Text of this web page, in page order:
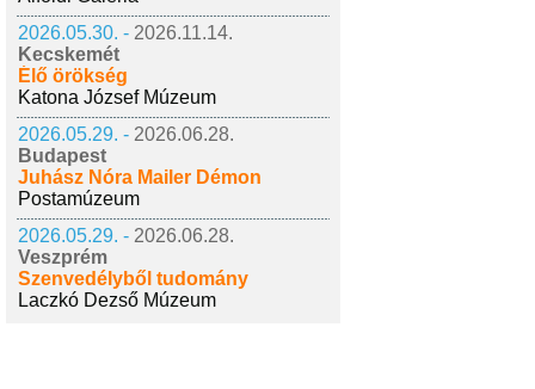
2026.05.30. - 2026.11.14.
Kecskemét
Élő örökség
Katona József Múzeum
2026.05.29. - 2026.06.28.
Budapest
Juhász Nóra Mailer Démon
Postamúzeum
2026.05.29. - 2026.06.28.
Veszprém
Szenvedélyből tudomány
Laczkó Dezső Múzeum